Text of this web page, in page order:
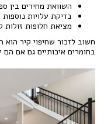
השוואת מחירים בין
בדיקת עלויות
מציאת חלופות זולות
חשוב לזכור שחיפוי קיר
בחומרים איכותיים גם אם הם